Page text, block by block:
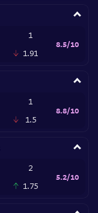
1
1.91
8.5/10
1
1.5
8.8/10
2
1.75
5.2/10